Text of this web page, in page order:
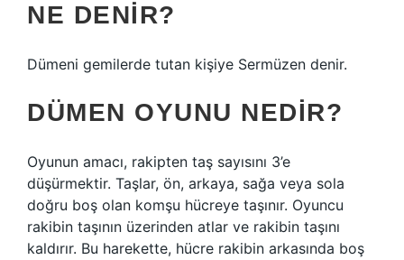
NE DENIR?
Dümeni gemilerde tutan kişiye Sermüzen denir.
DÜMEN OYUNU NEDIR?
Oyunun amacı, rakipten taş sayısını 3’e
düşürmektir. Taşlar, ön, arkaya, sağa veya sola
doğru boş olan komşu hücreye taşınır. Oyuncu
rakibin taşının üzerinden atlar ve rakibin taşını
kaldırır. Bu harekette, hücre rakibin arkasında boş